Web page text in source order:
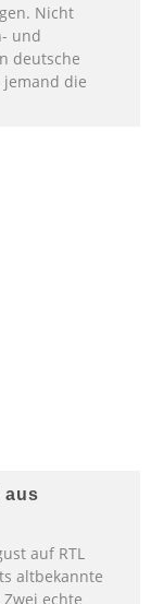
Nicht
und
deutsche
die
aus
auf RTL
altbekannte
echte